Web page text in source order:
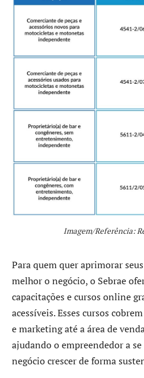
Imagem/Referência:
Para quem quer aprimorar
melhor o negócio, o Sebrae
capacitações e cursos online
acessíveis. Esses cursos
e marketing até a área de
ajudando o empreendedor a
negócio crescer de forma